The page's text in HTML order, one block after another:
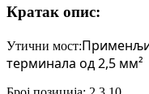
Кратак опис:
Утични мост:
терминала од 2,5 мм²